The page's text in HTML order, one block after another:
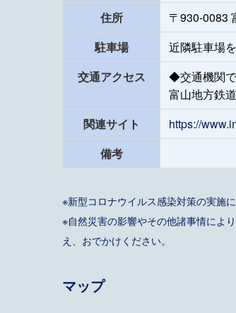
住所
〒930-0083
駐車場
近隣駐車場
交通アクセス
◆交通機関
富山地方鉄
関連サイト
https://
備考
※新型コロナウイルス感染対策の実施
※自然災害の影響やその他諸事情によ
え、おでかけください。
マップ